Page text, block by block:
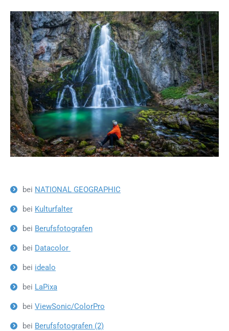
bei NATIONAL GEOGRAPHIC
bei Kulturfalter
bei Berufsfotografen
bei Datacolor
bei idealo
bei LaPixa
bei ViewSonic/ColorPro
bei Berufsfotografen (2)